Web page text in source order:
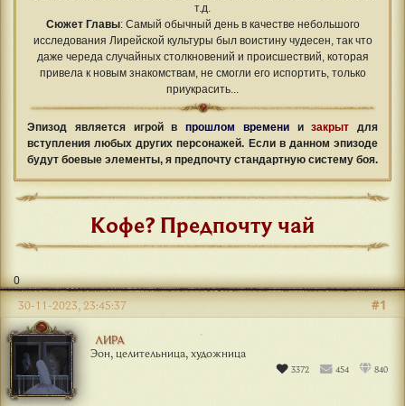
т.д.
Сюжет Главы: Самый обычный день в качестве небольшого
исследования Лирейской культуры был воистину чудесен, так что
даже череда случайных столкновений и происшествий, которая
привела к новым знакомствам, не смогли его испортить, только
приукрасить...
Эпизод является игрой в прошлом времениизакрыт для
вступления любых других персонажей. Если в данном эпизоде
будут боевые элементы, я предпочту стандартную систему боя.
Кофе? Предпочту чай
0
ЛИРА
Эон, целительница, художница
3372 454 840
#1
30-11-2023, 23:45:37